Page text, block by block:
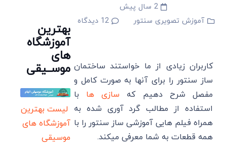
2 سال پیش
آموزش تصویری سنتور
12 دیدگاه
کاربران زیادی از ما خواستند ساختمان
ساز سنتور را برای آنها به صورت کامل و
مفصل شرح دهیم که سازی ها با
استفاده از مطالب گرد آوری شده به
همراه فیلم هایی آموزشی ساز سنتور را با
همه قطعات به شما معرفی میکند.
بهترین
آموزشگاه
های
موســیقی
لیست بهترین
آموزشگاه های
موسیقی